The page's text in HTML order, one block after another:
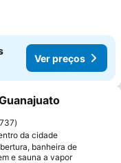
Ver preços
aos favoritos
da cidade
banheira de
e sauna a vapor